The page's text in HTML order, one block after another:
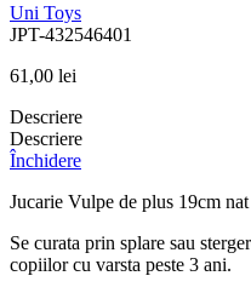
Uni Toys
JPT-432546401
61,00 lei
Descriere
Descriere
Închidere
Jucarie Vulpe de plus 19cm
Se curata prin splare sau
copiilor cu varsta peste 3 ani.